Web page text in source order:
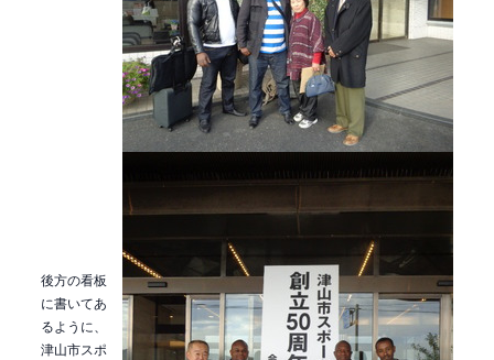
後方の看板
に書いてあ
るように、
津山市スポ